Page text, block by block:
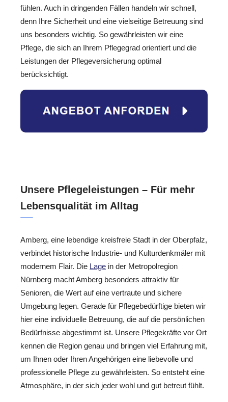
fühlen. Auch in dringenden Fällen handeln wir schnell,
denn Ihre Sicherheit und eine vielseitige Betreuung sind
uns besonders wichtig. So gewährleisten wir eine
Pflege, die sich an Ihrem Pflegegrad orientiert und die
Leistungen der Pflegeversicherung optimal
berücksichtigt.
Unsere Pflegeleistungen – Für mehr
Lebensqualität im Alltag
Amberg, eine lebendige kreisfreie Stadt in der Oberpfalz,
verbindet historische Industrie- und Kulturdenkmäler mit
modernem Flair. Die Lage in der Metropolregion
Nürnberg macht Amberg besonders attraktiv für
Senioren, die Wert auf eine vertraute und sichere
Umgebung legen. Gerade für Pflegebedürftige bieten wir
hier eine individuelle Betreuung, die auf die persönlichen
Bedürfnisse abgestimmt ist. Unsere Pflegekräfte vor Ort
kennen die Region genau und bringen viel Erfahrung mit,
um Ihnen oder Ihren Angehörigen eine liebevolle und
professionelle Pflege zu gewährleisten. So entsteht eine
Atmosphäre, in der sich jeder wohl und gut betreut fühlt.